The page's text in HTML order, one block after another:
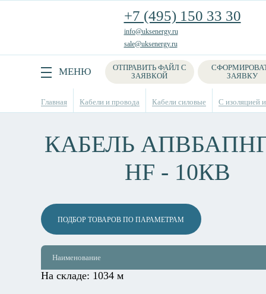
+7 (495) 150 33 30
info@uksenergy.ru
sale@uksenergy.ru
МЕНЮ
ОТПРАВИТЬ ФАЙЛ С
ЗАЯВКОЙ
ЗАЯВКУ
Поиск
Главная Кабели и провода Кабели силовые С изоляцией
КАБЕЛЬ
HF - 10КВ
ПОДБОР ТОВАРОВ ПО ПАРАМЕТРАМ
Наименование
На складе: 1034 м